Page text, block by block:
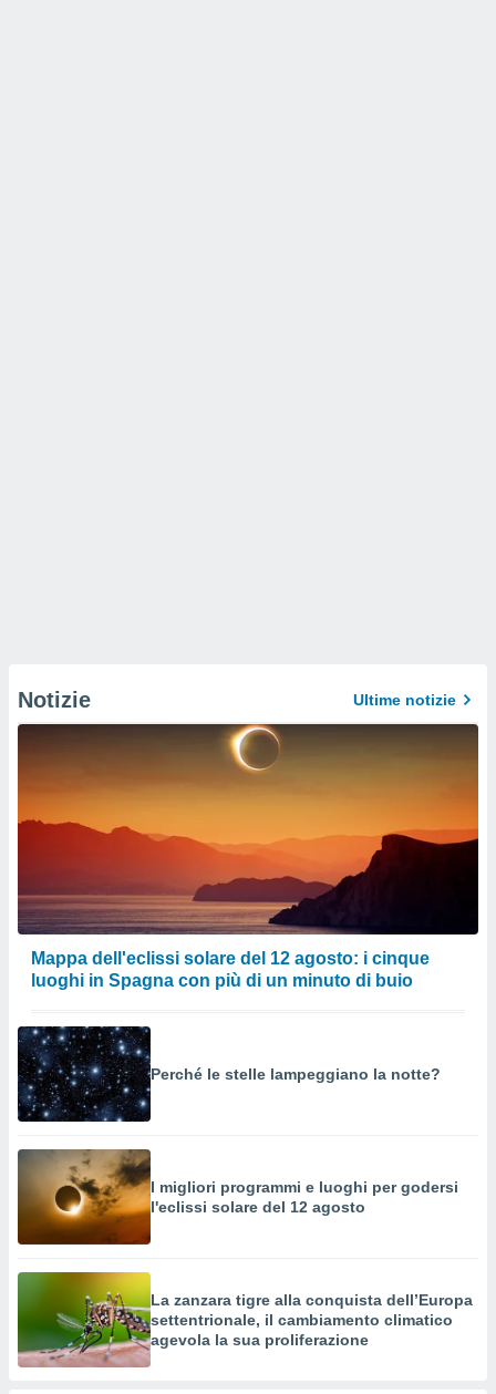
Notizie Ultime notizie
Mappa dell'eclissi solare del 12 agosto: i cinque
luoghi in Spagna con più di un minuto di buio
Perché le stelle lampeggiano la notte?
I migliori programmi e luoghi per godersi
l'eclissi solare del 12 agosto
La zanzara tigre alla conquista dell’Europa
settentrionale, il cambiamento climatico
agevola la sua proliferazione